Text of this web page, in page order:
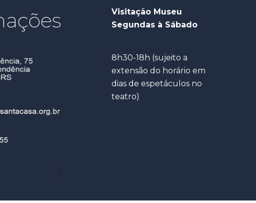
Visitação Museu
Segundas à Sábado
8h30-18h (sujeito a
extensão do horário em
dias de espetáculos no
teatro)